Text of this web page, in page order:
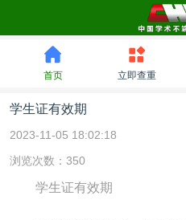
首页 立即查重
学生证有效期
2023-11-05 18:02:18
浏览次数：350
学生证有效期